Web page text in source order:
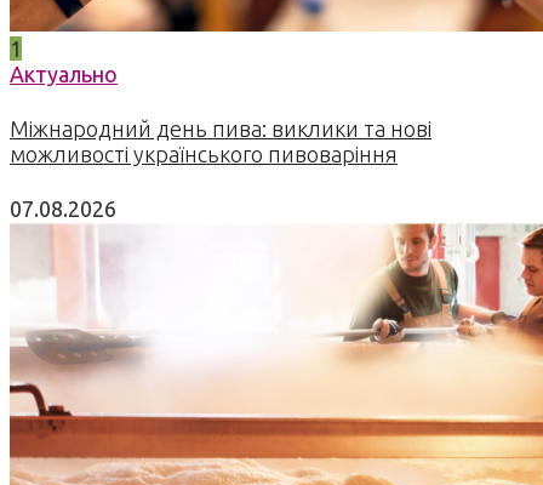
1
Актуально
Міжнародний день пива: виклики та нові
можливості українського пивоваріння
07.08.2026